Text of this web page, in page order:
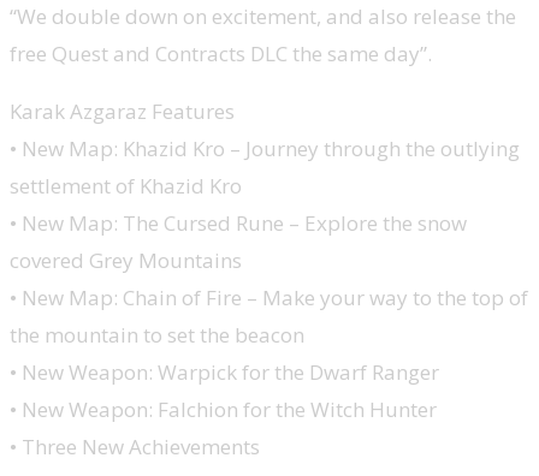
“We double down on excitement, and also release the
free Quest and Contracts DLC the same day”.
Karak Azgaraz Features
• New Map: Khazid Kro – Journey through the outlying
settlement of Khazid Kro
• New Map: The Cursed Rune – Explore the snow
covered Grey Mountains
• New Map: Chain of Fire – Make your way to the top of
the mountain to set the beacon
• New Weapon: Warpick for the Dwarf Ranger
• New Weapon: Falchion for the Witch Hunter
• Three New Achievements